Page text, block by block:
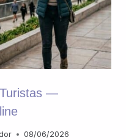
—
08/06/2026